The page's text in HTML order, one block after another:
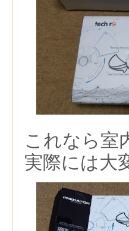
これなら室
実際には大